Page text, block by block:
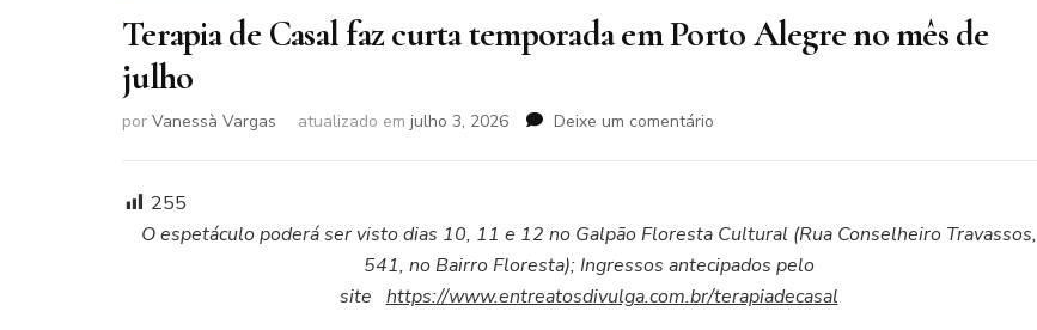
Terapia de Casal faz curta temporada em Porto Alegre no mês de
julho
por Vanessà Vargas atualizado em julho 3, 2026 Deixe um comentário
curta
temporada
em
255
O espetáculo poderá ser visto dias 10, 11 e 12 no Galpão Floresta Cultural (Rua Conselheiro Travassos,
541, no Bairro Floresta); Ingressos antecipados pelo
site https://www.entreatosdivulga.com.br/terapiadecasal